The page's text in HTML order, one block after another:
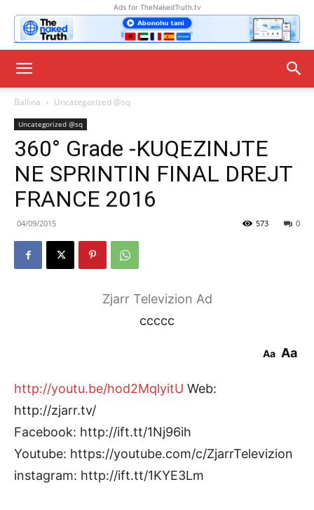
Ads for TheNakedTruth.tv
Ballina Uncategorized @sq
Uncategorized @sq
360° Grade -KUQEZINJTE
NE SPRINTIN FINAL DREJT
FRANCE 2016
04/09/2015 0
573
Zjarr Televizion Ad
ccccc
Aa Aa
http://youtu.be/hod2MqlyitU Web:
http://zjarr.tv/
Facebook: http://ift.tt/1Nj96ih
Youtube: https://youtube.com/c/ZjarrTelevizion
instagram: http://ift.tt/1KYE3Lm